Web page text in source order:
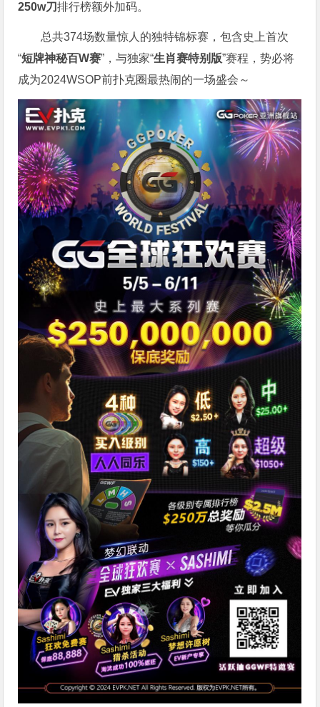
250w刀排行榜额外加码。
总共374场数量惊人的独特锦标赛，包含史上首次
“短牌神秘百W赛”，与独家“生肖赛特别版”赛程，势必将
成为2024WSOP前扑克圈最热闹的一场盛会～